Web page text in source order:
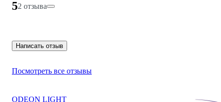
52 отзыва
Написать отзыв
Посмотреть все отзывы
ODEON LIGHT